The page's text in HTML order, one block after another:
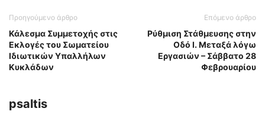
Προηγούμενο άρθρο
Κάλεσμα Συμμετοχής στις
Εκλογές του Σωματείου
Ιδιωτικών Υπαλλήλων
Κυκλάδων
Επόμενο άρθρο
Ρύθμιση Στάθμευσης στην
Οδό Ι. Μεταξά λόγω
Εργασιών – Σάββατο 28
Φεβρουαρίου
psaltis